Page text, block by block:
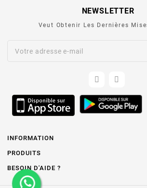
NEWSLETTER
Veut Obtenir Les Dernières
INFORMATION
PRODUITS
BESOIN D'AIDE ?